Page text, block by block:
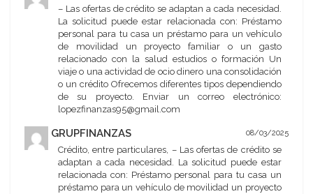
– Las ofertas de crédito se adaptan a cada necesidad.
La solicitud puede estar relacionada con: Préstamo
personal para tu casa un préstamo para un vehículo
de movilidad un proyecto familiar o un gasto
relacionado con la salud estudios o formación Un
viaje o una actividad de ocio dinero una consolidación
o un crédito Ofrecemos diferentes tipos dependiendo
de su proyecto. Enviar un correo electrónico:
lopezfinanzas95@gmail.com
GRUPFINANZAS 08/03/2025
Crédito, entre particulares, – Las ofertas de crédito se
adaptan a cada necesidad. La solicitud puede estar
relacionada con: Préstamo personal para tu casa un
préstamo para un vehículo de movilidad un proyecto